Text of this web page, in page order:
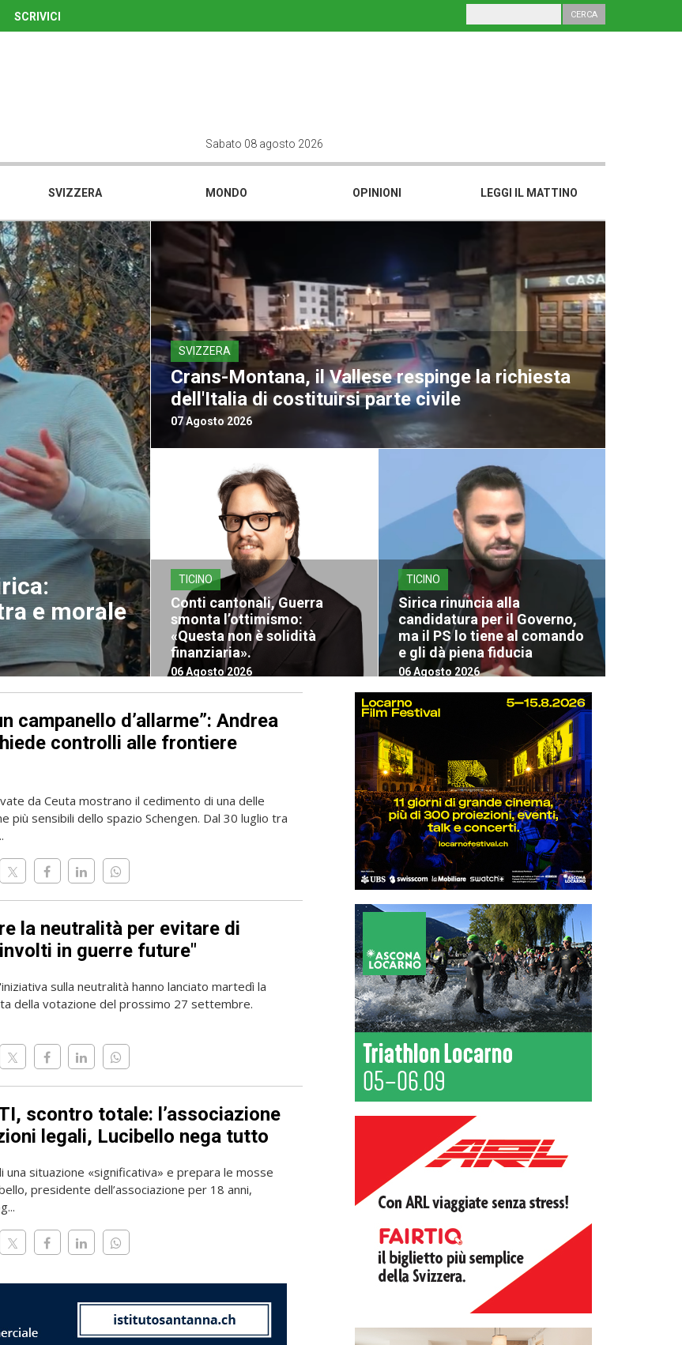
SCRIVICI
Sabato 08 agosto 2026
SVIZZERA MONDO OPINIONI LEGGI IL MATTINO
e morale
SVIZZERA
Crans-Montana, il Vallese respinge la richiesta
dell'Italia di costituirsi parte civile
07 Agosto 2026
TICINO
Conti cantonali, Guerra
smonta l’ottimismo:
«Questa non è solidità
finanziaria».
06 Agosto 2026
TICINO
Sirica rinuncia alla
candidatura per il Governo,
ma il PS lo tiene al comando
e gli dà piena fiducia
06 Agosto 2026
campanello d’allarme”: Andrea
controlli alle frontiere
da Ceuta mostrano il cedimento di una delle
più sensibili dello spazio Schengen. Dal 30 luglio tra
la neutralità per evitare di
in guerre future"
sulla neutralità hanno lanciato martedì la
della votazione del prossimo 27 settembre.
scontro totale: l’associazione
legali, Lucibello nega tutto
una situazione «significativa» e prepara le mosse
presidente dell’associazione per 18 anni,